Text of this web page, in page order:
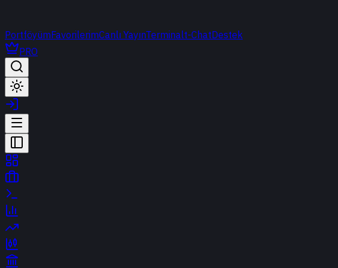
PortföyümFavorilerimCanlı YayınTerminalt-ChatDestek
PRO